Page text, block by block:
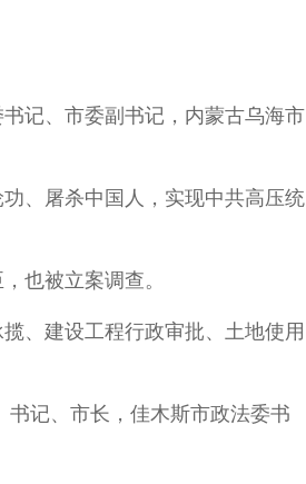
记、市委副书记，内蒙古乌海市
、屠杀中国人，实现中共高压统
也被立案调查。
、建设工程行政审批、土地使用
记、市长，佳木斯市政法委书